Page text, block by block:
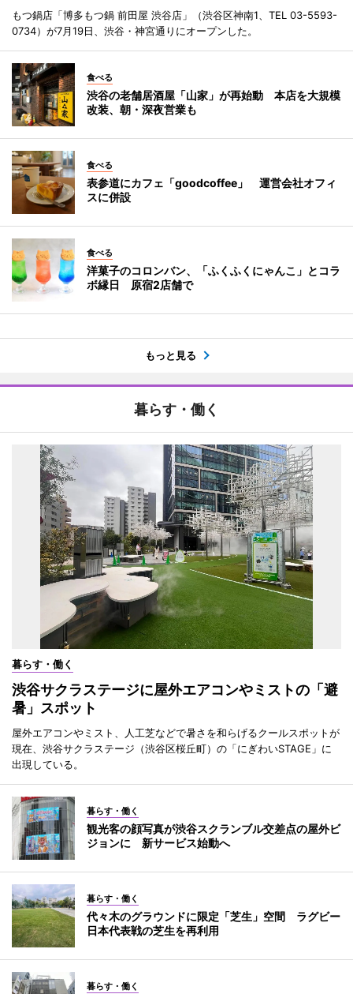
もつ鍋店「博多もつ鍋 前田屋 渋谷店」（渋谷区神南1、TEL 03-5593-
0734）が7月19日、渋谷・神宮通りにオープンした。
食べる
渋谷の老舗居酒屋「山家」が再始動 本店を大規模
改装、朝・深夜営業も
食べる
表参道にカフェ「goodcoffee」 運営会社オフィ
スに併設
食べる
洋菓子のコロンバン、「ふくふくにゃんこ」とコラ
ボ縁日 原宿2店舗で
もっと見る
暮らす・働く
暮らす・働く
渋谷サクラステージに屋外エアコンやミストの「避
暑」スポット
屋外エアコンやミスト、人工芝などで暑さを和らげるクールスポットが
現在、渋谷サクラステージ（渋谷区桜丘町）の「にぎわいSTAGE」に
出現している。
暮らす・働く
観光客の顔写真が渋谷スクランブル交差点の屋外ビ
ジョンに 新サービス始動へ
暮らす・働く
代々木のグラウンドに限定「芝生」空間 ラグビー
日本代表戦の芝生を再利用
暮らす・働く